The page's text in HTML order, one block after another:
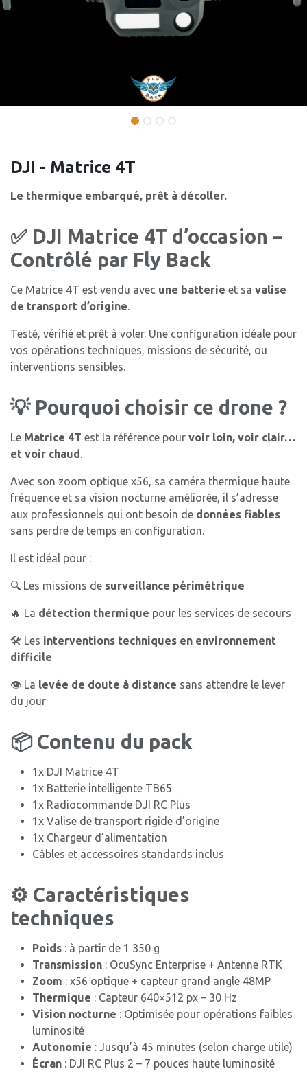
DJI - Matrice 4T
Le thermique embarqué, prêt à décoller.
✅ DJI Matrice 4T d’occasion –
Contrôlé par Fly Back
Ce Matrice 4T est vendu avec une batterie et sa valise
de transport d’origine.
Testé, vérifié et prêt à voler. Une configuration idéale pour
vos opérations techniques, missions de sécurité, ou
interventions sensibles.
💡 Pourquoi choisir ce drone ?
Le Matrice 4T est la référence pour voir loin, voir clair…
et voir chaud.
Avec son zoom optique x56, sa caméra thermique haute
fréquence et sa vision nocturne améliorée, il s’adresse
aux professionnels qui ont besoin de données fiables
sans perdre de temps en configuration.
Il est idéal pour :
🔍 Les missions de surveillance périmétrique
🔥 La détection thermique pour les services de secours
🛠️ Les interventions techniques en environnement
difficile
👁️ La levée de doute à distance sans attendre le lever
du jour
📦 Contenu du pack
1x DJI Matrice 4T
1x Batterie intelligente TB65
1x Radiocommande DJI RC Plus
1x Valise de transport rigide d’origine
1x Chargeur d’alimentation
Câbles et accessoires standards inclus
⚙️ Caractéristiques
techniques
Poids : à partir de 1 350 g
Transmission : OcuSync Enterprise + Antenne RTK
Zoom : x56 optique + capteur grand angle 48MP
Thermique : Capteur 640×512 px – 30 Hz
Vision nocturne : Optimisée pour opérations faibles
luminosité
Autonomie : Jusqu’à 45 minutes (selon charge utile)
Écran : DJI RC Plus 2 – 7 pouces haute luminosité